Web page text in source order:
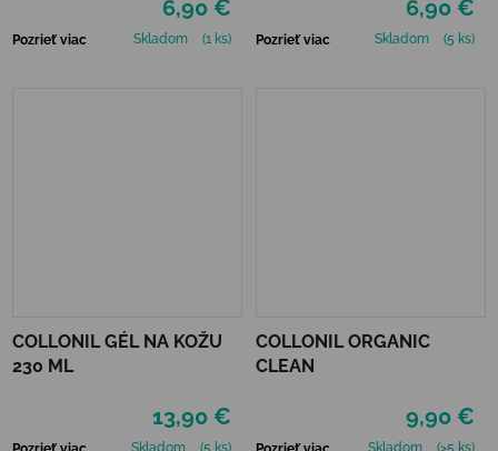
6,90 €
Pozrieť viac Skladom (1 ks)
6,90 €
Pozrieť viac Skladom (5 ks)
COLLONIL GÉL NA KOŽU
230 ML
13,90 €
Skladom (5 ks)
COLLONIL ORGANIC
CLEAN
9,90 €
Skladom (>5 ks)